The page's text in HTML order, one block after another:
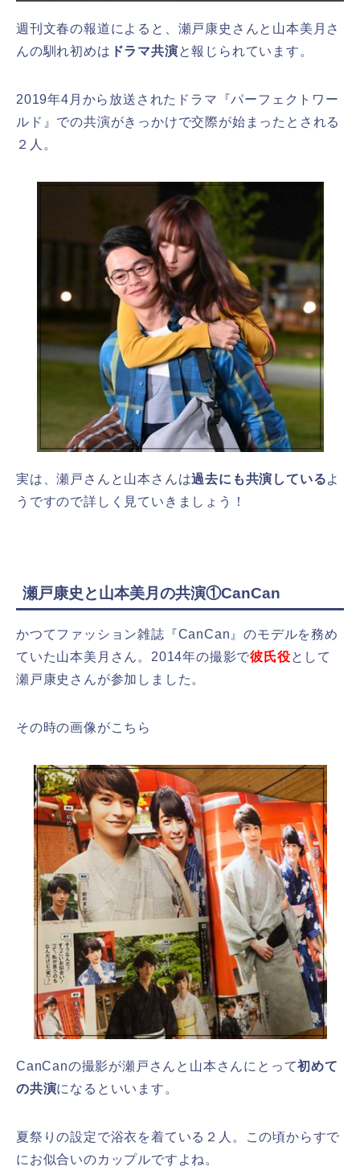
週刊文春の報道によると、瀬戸康史さんと山本美月さ
んの馴れ初めは ドラマ共演と報じられています。
2019年4月から放送されたドラマ『パーフェクトワー
ルド』での共演がきっかけで交際が始まったとされる
２人。
実は、瀬戸さんと山本さんは過去にも共演しているよ
うですので詳しく見ていきましょう！
瀬戸康史と山本美月の共演①CanCan
かつてファッション雑誌『CanCan』のモデルを務め
ていた山本美月さん。2014年の撮影で彼氏役として
瀬戸康史さんが参加しました。
その時の画像がこちら
CanCanの撮影が瀬戸さんと山本さんにとって初めて
の共演になるといいます。
夏祭りの設定で浴衣を着ている２人。この頃からすで
にお似合いのカップルですよね。